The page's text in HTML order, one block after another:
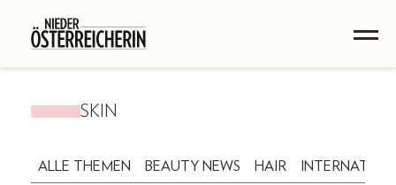
SKIN
ALLE THEMEN BEAUTY NEWS HAIR